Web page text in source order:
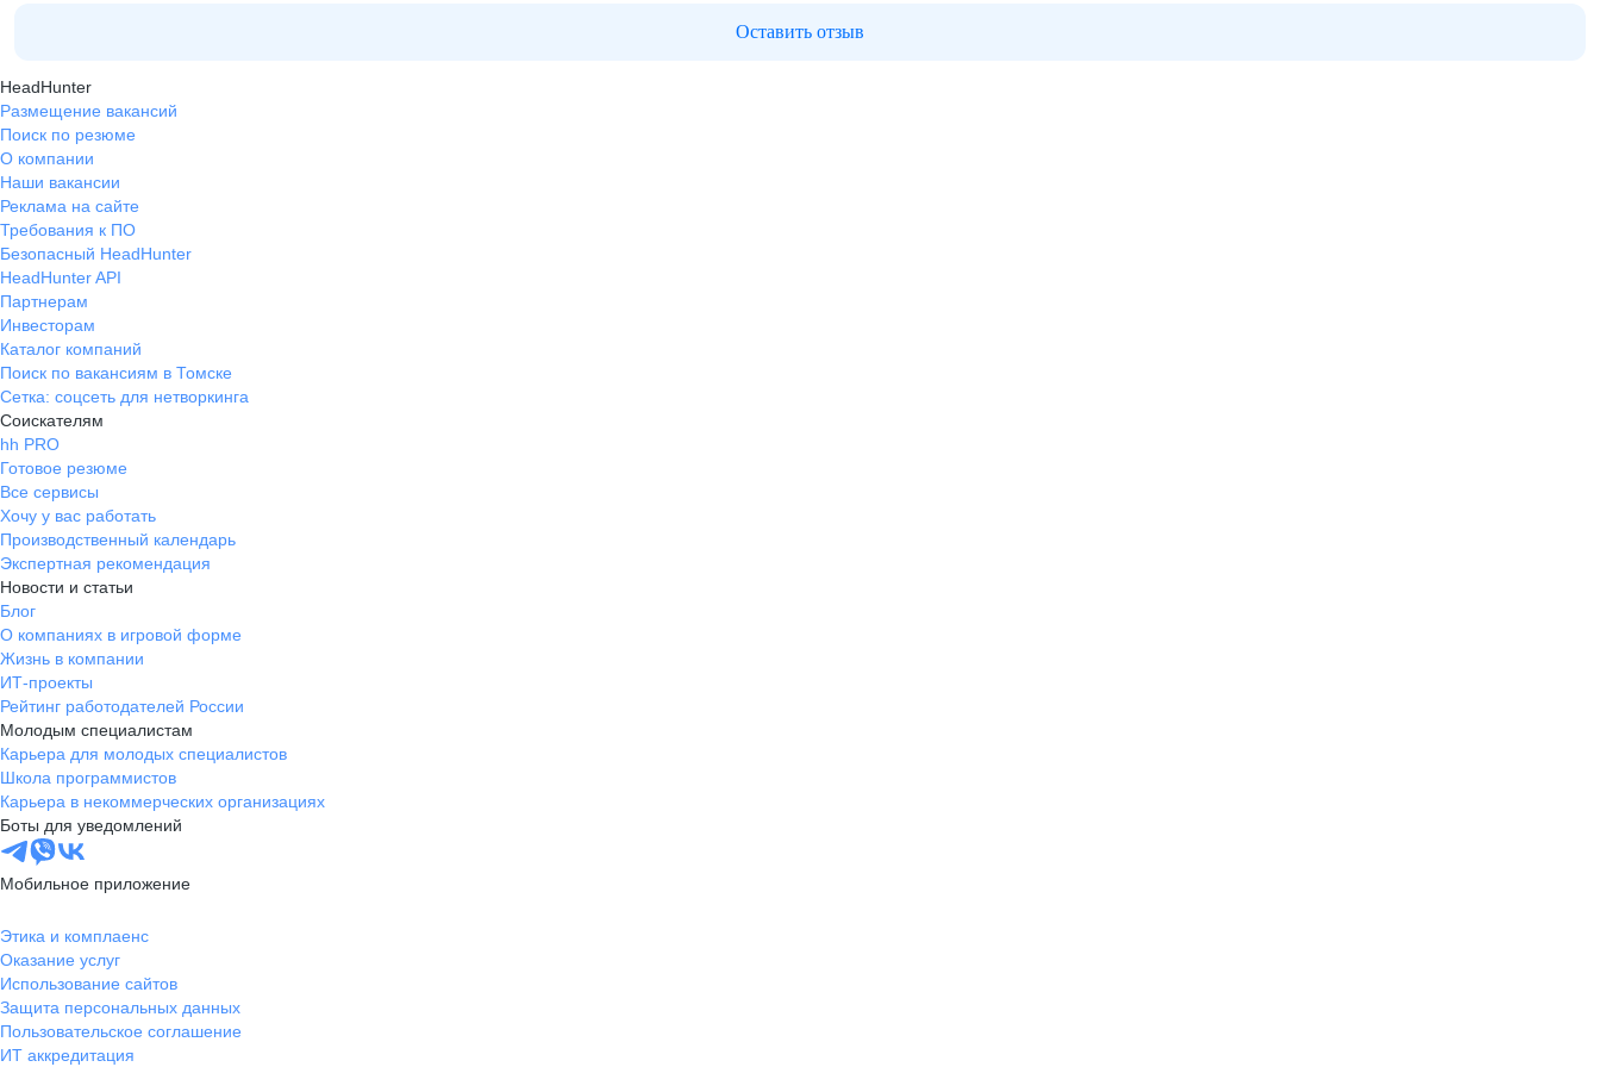
Оставить отзыв
HeadHunter
Размещение вакансий
Поиск по резюме
О компании
Наши вакансии
Реклама на сайте
Требования к ПО
Безопасный HeadHunter
HeadHunter API
Партнерам
Инвесторам
Каталог компаний
Поиск по вакансиям в Томске
Сетка: соцсеть для нетворкинга
Соискателям
hh PRO
Готовое резюме
Все сервисы
Хочу у вас работать
Производственный календарь
Экспертная рекомендация
Новости и статьи
Блог
О компаниях в игровой форме
Жизнь в компании
ИТ-проекты
Рейтинг работодателей России
Молодым специалистам
Карьера для молодых специалистов
Школа программистов
Карьера в некоммерческих организациях
Боты для уведомлений
Мобильное приложение
Этика и комплаенс
Оказание услуг
Использование сайтов
Защита персональных данных
Пользовательское соглашение
ИТ аккредитация